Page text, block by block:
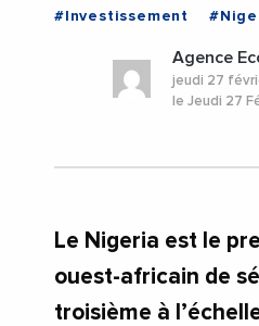
#Investissement
Agence
jeudi 27
le Jeudi 27
Le Nigeria est le
ouest-africain de
troisième à